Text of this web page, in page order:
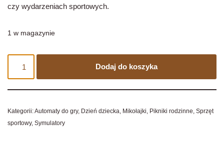
czy wydarzeniach sportowych.
1 w magazynie
Dodaj do koszyka
Kategorii:Automaty do gry, Dzień dziecka, Mikołajki, Pikniki rodzinne, Sprzęt
sportowy, Symulatory